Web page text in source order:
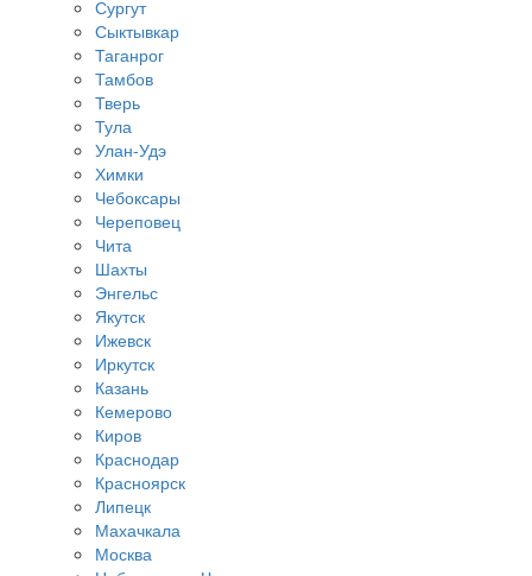
Сургут
Сыктывкар
Таганрог
Тамбов
Тверь
Тула
Улан-Удэ
Химки
Чебоксары
Череповец
Чита
Шахты
Энгельс
Якутск
Ижевск
Иркутск
Казань
Кемерово
Киров
Краснодар
Красноярск
Липецк
Махачкала
Москва